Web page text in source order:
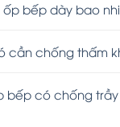
bếp dày bao
cần chống thấm
bếp có chống